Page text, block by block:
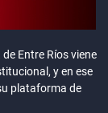
Entre Ríos viene
y en ese
plataforma de